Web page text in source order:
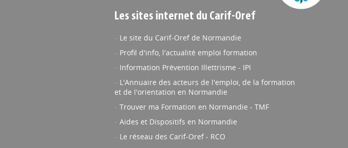
Les sites internet du Carif-Oref
Le site du Carif-Oref de Normandie
Profil d'info, l'actualité emploi formation
Information Prévention Illettrisme - IPI
L'Annuaire des acteurs de l'emploi, de la formation
et de l'orientation en Normandie
Trouver ma Formation en Normandie - TMF
Aides et Dispositifs en Normandie
Le réseau des Carif-Oref - RCO